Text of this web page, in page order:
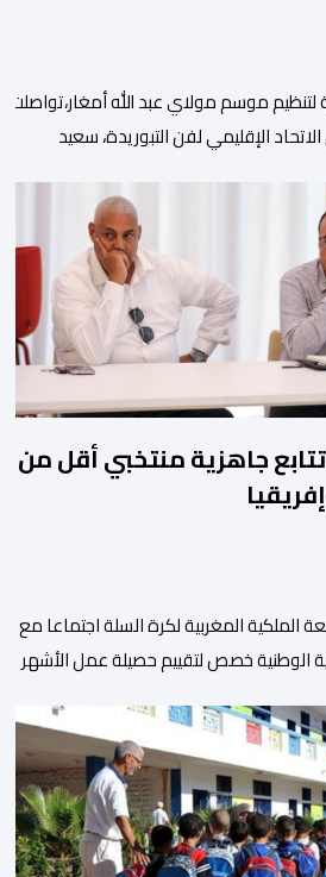
لتنظيم موسم مولاي عبد الله
الإقليمي لفن التبوريدة، سعيد
إيجابية على مستوى تنوعالمشاركة،
الذي باتت تعرفه تظاهرةالتبوريدة
الموسم إقبالا جماهيريا
يحظى به فن التبوريدة، باعتبارهأحد
جاهزية منتخبي أقل من
الملكية المغربية لكرة السلة اجتماعا مع
الوطنية خصص لتقييم حصيلة عمل الأشهر
الأخيرة. وشهد الاجتماع تقديم عرض
مفصل حول مشاركة المنتخبين الوطنيين لأقل من 18 سنة، إناثا وذكورا،
واكبت كل […]